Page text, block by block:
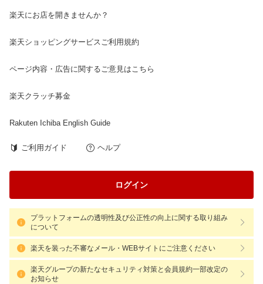
楽天にお店を開きませんか？
楽天ショッピングサービスご利用規約
ページ内容・広告に関するご意見はこちら
楽天クラッチ募金
Rakuten Ichiba English Guide
ご利用ガイド ヘルプ
ログイン
プラットフォームの透明性及び公正性の向上に関する取り組み
について
楽天を装った不審なメール・WEBサイトにご注意ください
楽天グループの新たなセキュリティ対策と会員規約一部改定の
お知らせ